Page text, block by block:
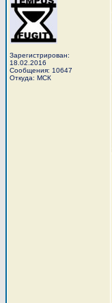
Зарегистрирован:
18.02.2016
Сообщения: 10647
Откуда: МСК